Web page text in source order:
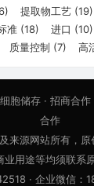
提取物工艺 (19)
准 (18) 进口 (10)
质量控制 (7) 高
细胞储存 · 招商合作
合作
来源网站所有，原
用途等均须联系
· 企业微信：